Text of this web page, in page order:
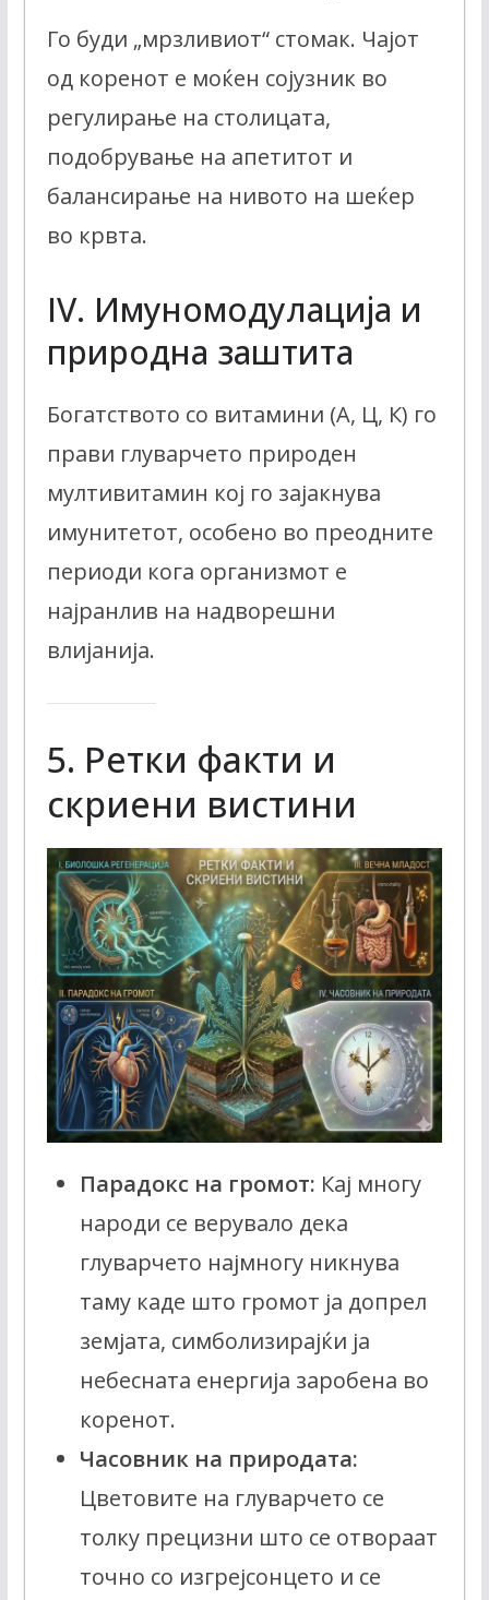
Го буди „мрзливиот“ стомак. Чајот
од коренот е моќен сојузник во
регулирање на столицата,
подобрување на апетитот и
балансирање на нивото на шеќер
во крвта.
IV. Имуномодулација и
природна заштита
Богатството со витамини (А, Ц, К) го
прави глуварчето природен
мултивитамин кој го зајакнува
имунитетот, особено во преодните
периоди кога организмот е
најранлив на надворешни
влијанија.
5. Ретки факти и
скриени вистини
Парадокс на громот: Кај многу
народи се верувало дека
глуварчето најмногу никнува
таму каде што громот ја допрел
земјата, симболизирајќи ја
небесната енергија заробена во
коренот.
Часовник на природата:
Цветовите на глуварчето се
толку прецизни што се отвораат
точно со изгрејсонцето и се